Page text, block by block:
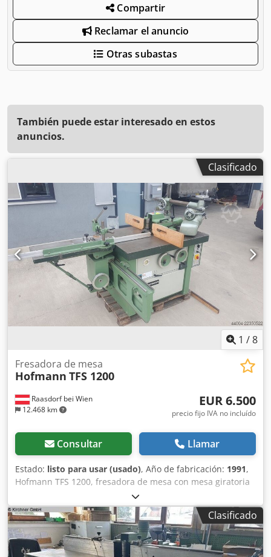
Compartir
Reclamar el anuncio
Otras subastas
También puede estar interesado en estos
anuncios.
Clasificado
1 /8
Raasdorf bei Wien
12.468 km
Fresadora de mesa
Hofmann TFS 1200
EUR 6.500
precio fijo IVA no incluído
Consultar Llamar
Estado: listo para usar (usado), Año de fabricación: 1991,
Hofmann TFS 1200, fresadora de mesa con mesa giratoria
Año de fabricación: 1991 Número de máquina: P127-91-
194-695 Motor: 54,7 / 5,7 - 11 / 13,5 Giro de -5° a +45°
Cedpfx Aezmcz Iscijha Freno de motor Motor de 2
velocidades/conmutable de polos 6 niveles de velocidad: 3
/ 4 / 5 / 6 / 8 / 10.000 rpm Sentido de giro:
Clasificado